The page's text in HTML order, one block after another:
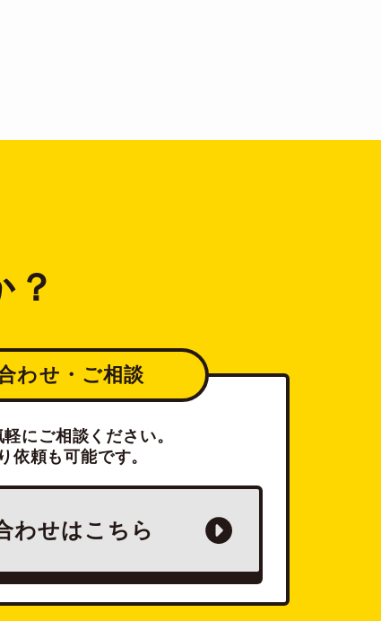
わせ・ご相談
にご相談ください。
依頼も可能です。
わせはこちら